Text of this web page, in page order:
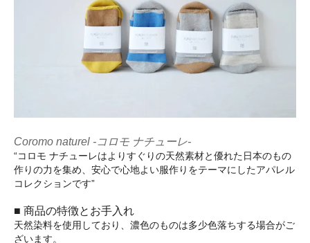
Coromo naturel -コロモ ナチューレ-
“コロモ ナチューレはよりすぐりの天然素材と優れた日本のもの
作りの力を集め、安心で心地よい服作りをテーマにしたアパレル
コレクションです”
■ 商品の特徴とお手入れ
天然染料を使用しており、濃色のものは多少色落ちする場合がご
ざいます。